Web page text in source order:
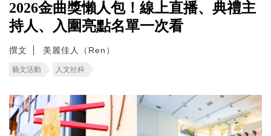
2026金曲獎懶人包！線上直播、典禮主
持人、入圍亮點名單一次看
撰文 美麗佳人（Ren）
藝文活動 人文社科